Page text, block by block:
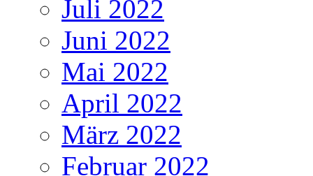
Juli 2022
Juni 2022
Mai 2022
April 2022
März 2022
Februar 2022